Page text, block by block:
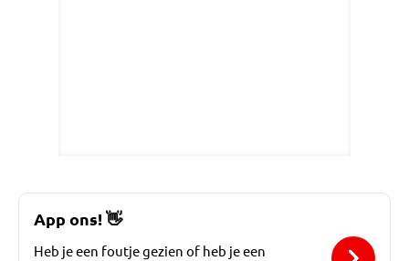
App ons!👋
Heb je een foutje gezien of heb je een